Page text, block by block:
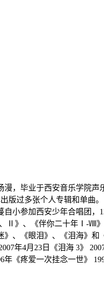
，毕业于西安音乐学院
版过多张个人专辑和单曲
小参加西安少年合唱团
Ⅱ》、《伴你二十年Ⅰ-
、《眼泪》、《泪海》和
年4月23日《泪海 3》
《疼爱一次挂念一世》